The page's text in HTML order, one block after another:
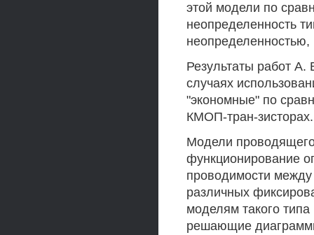
этой модели по
неопределенность
Результаты работ А.
случаях
"экономные" по
КМОП-тран-зисторах.
Модели проводящего
функционирование
проводимости
различных
моделям такого
решающие